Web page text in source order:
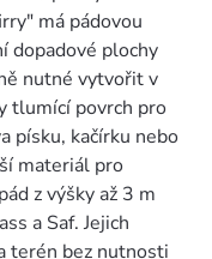
má pádovou
dopadové plochy
nutné vytvořit v
tlumící povrch pro
písku, kačírku nebo
materiál pro
z výšky až 3 m
a Saf. Jejich
terén bez nutnosti